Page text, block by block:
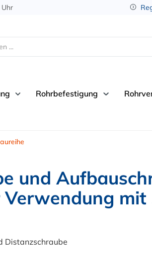
Rohrbefestigung
und
mit